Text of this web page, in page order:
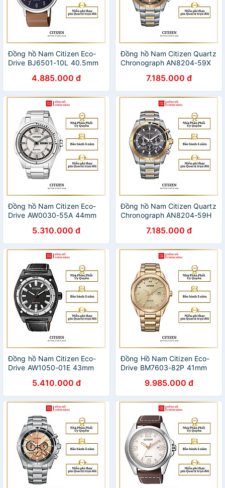
Đồng hồ Nam Citizen Eco-
Drive BJ6501-10L 40.5mm
4.885.000 đ
Đồng hồ Nam Citizen Quartz
Chronograph AN8204-59X
7.185.000 đ
Đồng hồ Nam Citizen Eco-
Drive AW0030-55A 44mm
5.310.000 đ
Đồng hồ Nam Citizen Quartz
Chronograph AN8204-59H
7.185.000 đ
Đồng hồ Nam Citizen Eco-
Drive AW1050-01E 43mm
5.410.000 đ
Đồng Hồ Nam Citizen Eco-
Drive BM7603-82P 41mm
9.985.000 đ